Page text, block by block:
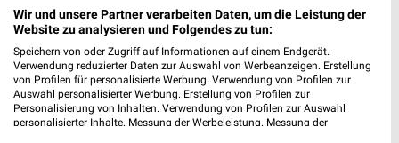
Jetzt kostenlos laden
Prospekte App für Android
Prospekte App für iOS
Wir und unsere Partner verarbeiten Daten, um die Leistung der
Website zu analysieren und Folgendes zu tun:
Speichern von oder Zugriff auf Informationen auf einem Endgerät.
Verwendung reduzierter Daten zur Auswahl von Werbeanzeigen. Erstellung
von Profilen für personalisierte Werbung. Verwendung von Profilen zur
Auswahl personalisierter Werbung. Erstellung von Profilen zur
Personalisierung von Inhalten. Verwendung von Profilen zur Auswahl
personalisierter Inhalte. Messung der Werbeleistung. Messung der